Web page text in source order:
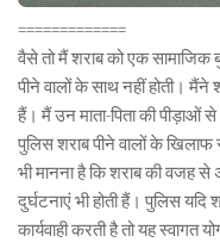
=============
वैसे तो मैं शराब को एक सामाजिक
पीने वालों के साथ नहीं होती।
हैं। मैं उन माता-पिता की पीड़ाओं
पुलिस शराब पीने वालों के
भी मानना है कि शराब की वजह
दुर्घटनाएं भी होती हैं। पुलिस
कार्यवाही करती है तो यह